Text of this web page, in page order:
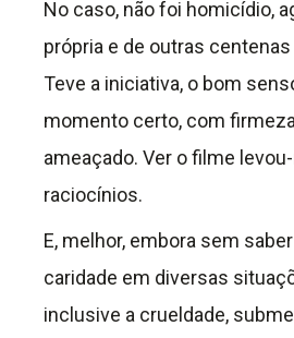
No caso, não foi homicídio,
própria e de outras
Teve a iniciativa, o bom
momento certo, com
ameaçado. Ver o filme
raciocínios.
E, melhor, embora sem
caridade em diversas
inclusive a crueldade,